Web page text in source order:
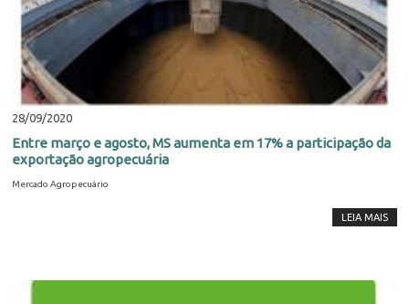
28/09/2020
Entre março e agosto, MS aumenta em 17% a participação da
exportação agropecuária
Mercado Agropecuário
LEIA MAIS